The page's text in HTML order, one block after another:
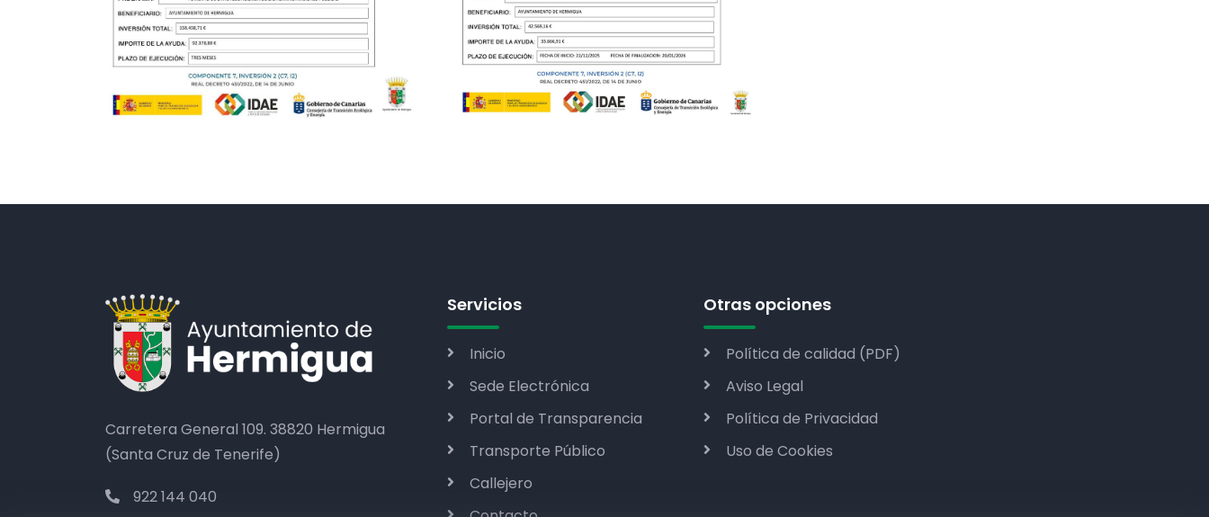
Carretera General 109. 38820 Hermigua
(Santa Cruz de Tenerife)
922 144 040
Servicios
Inicio
Sede Electrónica
Portal de Transparencia
Transporte Público
Callejero
Otras opciones
Política de calidad (PDF)
Aviso Legal
Política de Privacidad
Uso de Cookies